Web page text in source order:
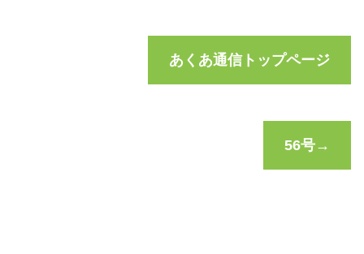
あくあ通信トップページ
56号→